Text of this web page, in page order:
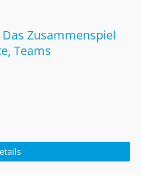
Zusammenspiel
Teams